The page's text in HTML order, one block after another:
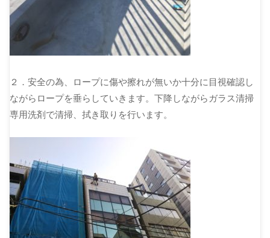
２．安全の為、ロープに傷や擦れが無いか十分に目視確認し
ながらロープを垂らしていきます。下降しながらガラス清掃
専用洗剤で清掃、拭き取りを行います。